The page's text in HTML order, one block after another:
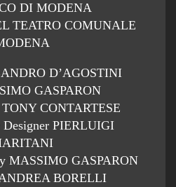
DI MODENA
TEATRO COMUNALE
D’AGOSTINI
GASPARON
CONTARTESE
Designer PIERLUIGI
MASSIMO GASPARON
BORELLI